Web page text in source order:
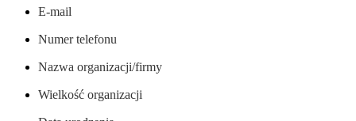
E-mail
Numer telefonu
Nazwa organizacji/firmy
Wielkość organizacji